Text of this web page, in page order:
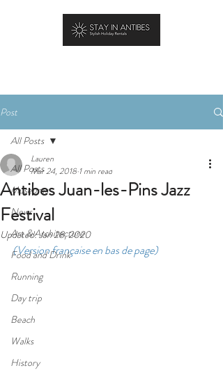
Post
All Posts
Museums
News
Art & Architecture
Food and Drink
Running
Day trip
Beach
Walks
History
All Posts
Antibes Juan-les-Pins Jazz
Festival
Lauren
Mar 24, 2018 1 min read
Updated:Jan 28, 2020
(Version française en bas de page)